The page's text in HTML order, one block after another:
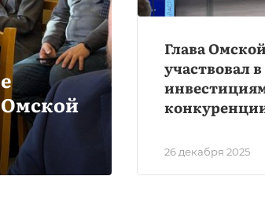
Глава
участвовал
26 декабря 2025